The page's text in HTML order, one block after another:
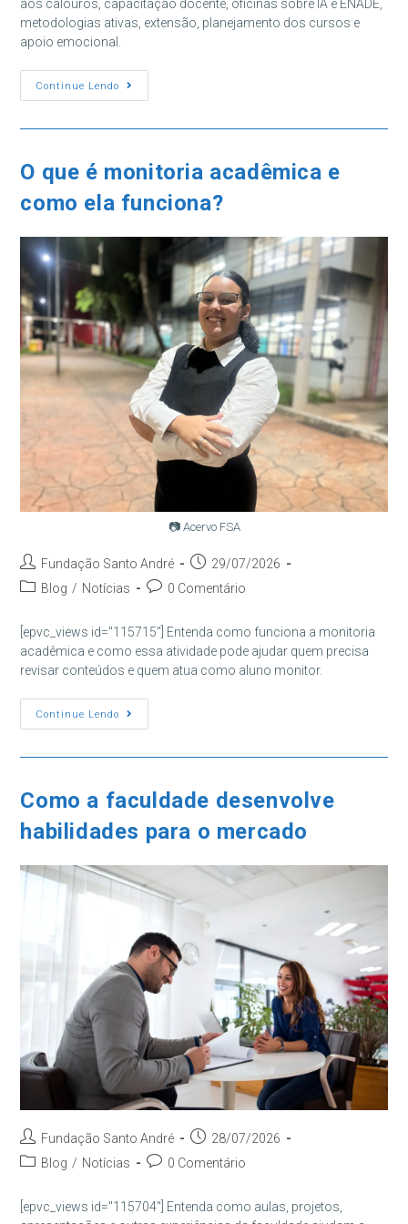
aos calouros, capacitação docente, oficinas sobre IA e ENADE,
metodologias ativas, extensão, planejamento dos cursos e
apoio emocional.
Continue Lendo
11ª
Semana
O que é monitoria acadêmica e
como ela funciona?
📷 Acervo FSA
Autor
do
Fundação Santo André
Post
publicado:
29/07/2026
Categoria
post:
Blog / Notícias
Comentários
post:
0 Comentário
[epvc_views id="115715"] Entenda como funciona a monitoria
acadêmica e como essa atividade pode ajudar quem precisa
revisar conteúdos e quem atua como aluno monitor.
Continue Lendo
O
Que
Como
Ela
Como a faculdade desenvolve
habilidades para o mercado
Autor
do
Fundação Santo André
Post
publicado:
28/07/2026
Categoria
post:
Blog / Notícias
Comentários
post:
0 Comentário
[epvc_views id="115704"] Entenda como aulas, projetos,